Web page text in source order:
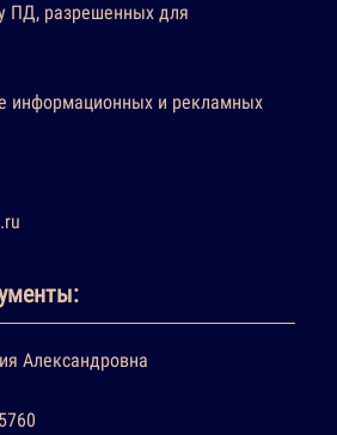
ПД, разрешенных для
информационных и рекламных
Александровна